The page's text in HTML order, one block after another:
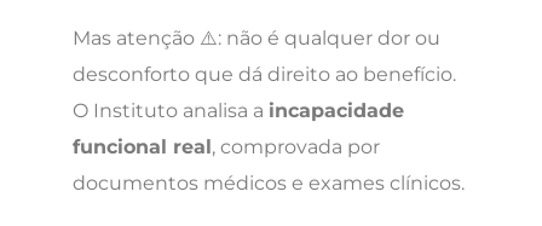
Mas atenção ⚠️: não é qualquer dor ou
desconforto que dá direito ao benefício.
O Instituto analisa a incapacidade
funcional real, comprovada por
documentos médicos e exames clínicos.